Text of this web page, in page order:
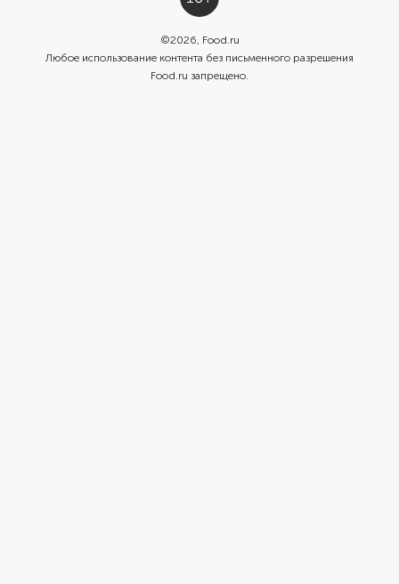
©2026, Food.ru
Любое использование контента без письменного разрешения
Food.ru запрещено.